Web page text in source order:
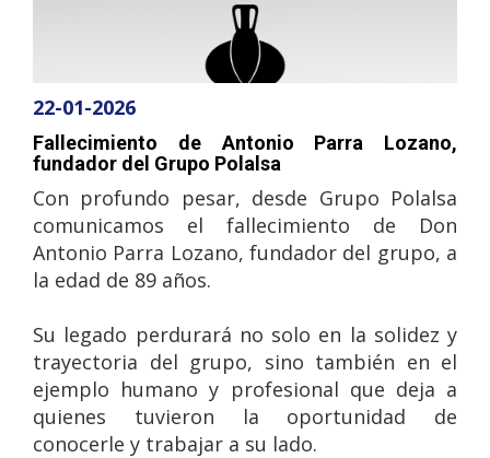
22-01-2026
Fallecimiento de Antonio Parra Lozano,
fundador del Grupo Polalsa
Con profundo pesar, desde Grupo Polalsa
comunicamos el fallecimiento de Don
Antonio Parra Lozano, fundador del grupo, a
la edad de 89 años.
Su legado perdurará no solo en la solidez y
trayectoria del grupo, sino también en el
ejemplo humano y profesional que deja a
quienes tuvieron la oportunidad de
conocerle y trabajar a su lado.